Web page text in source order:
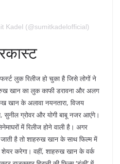
Kadel (@sumitkadelofficial)
लुक रिलीज हो चुका है जिसे लोगों ने
खान का लुक काफी डरावना और अलग
खान के अलावा नयनतारा, विजय
सुनील ग्रोवर और योगी बाबू नजर आएंगे।
में रिलीज होने वाली है। अगर
जाती है तो शाहरुख खान के साथ फिल्म में
करेगा। वहीं, शाहरुख खान के वर्क